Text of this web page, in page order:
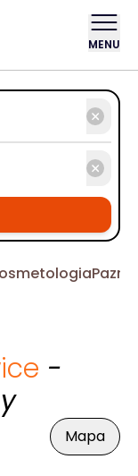
MENU
-
Mapa